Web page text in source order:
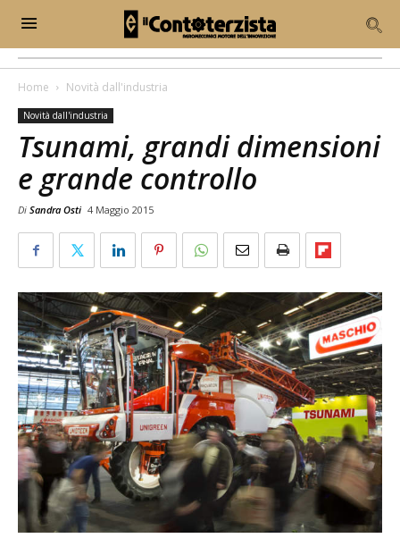
Home Novità dall'industria
Novità dall'industria
Tsunami, grandi dimensioni
e grande controllo
Di Sandra Osti 4 Maggio 2015